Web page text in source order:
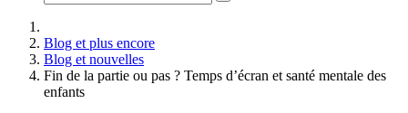
Blog et plus encore
Blog et nouvelles
Fin de la partie ou pas ? Temps d’écran et santé mentale des
enfants